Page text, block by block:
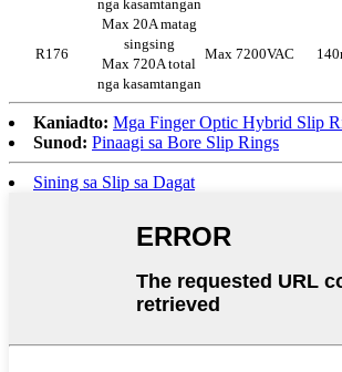
nga kasamtangan
R176
Max 20A matag
singsing
Max 720A total
nga kasamtangan
Max 7200VAC
Kaniadto: Mga Finger Optic Hybrid Slip
Sunod: Pinaagi sa Bore Slip Rings
Sining sa Slip sa Dagat